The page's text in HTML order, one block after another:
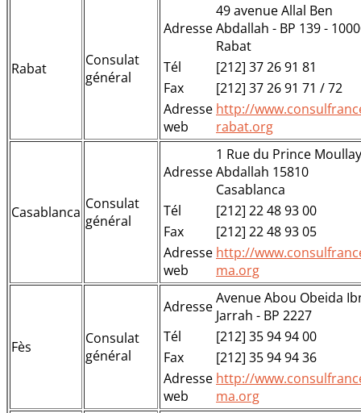
Rabat
Consulat
général
Adresse
49 avenue Allal Ben
Abdallah - BP 139 -
Rabat
Tél
[212] 37 26 91 81
Fax
[212] 37 26 91 71 / 72
Adresse
web
http://
rabat.org
Casablanca Consulat
général
Adresse
1 Rue du Prince Moullay
Abdallah 15810
Casablanca
Tél
[212] 22 48 93 00
Fax
[212] 22 48 93 05
Adresse
web
http://
ma.org
Fès
Consulat
général
AdresseAvenue Abou Obeida
Jarrah - BP 2227
Tél
[212] 35 94 94 00
Fax
[212] 35 94 94 36
Adresse
web
http://
ma.org